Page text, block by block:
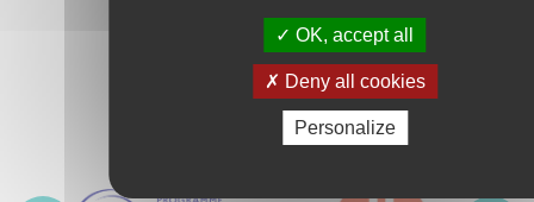
Avec le soutien de nos
PARTENAIRES
OK, accept all
Deny all cookies
Personalize